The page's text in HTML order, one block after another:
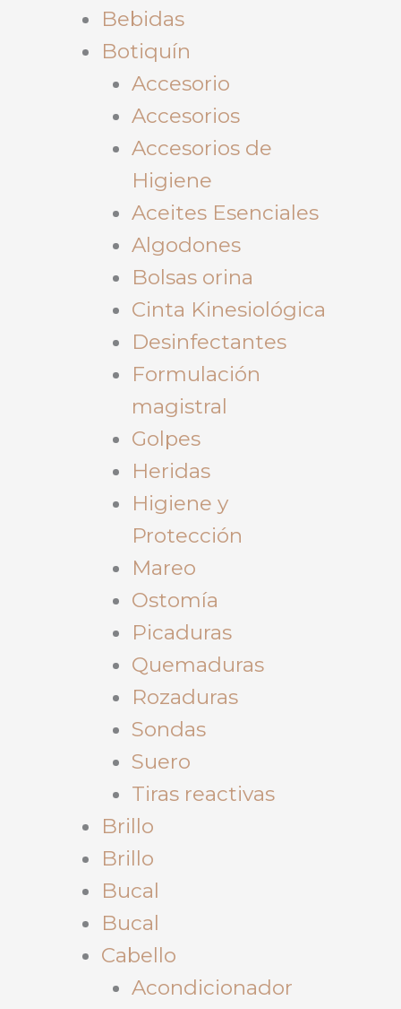
Bebidas
Botiquín
Accesorio
Accesorios
Accesorios de
Higiene
Aceites Esenciales
Algodones
Bolsas orina
Cinta Kinesiológica
Desinfectantes
Formulación
magistral
Golpes
Heridas
Higiene y
Protección
Mareo
Ostomía
Picaduras
Quemaduras
Rozaduras
Sondas
Suero
Tiras reactivas
Brillo
Brillo
Bucal
Bucal
Cabello
Acondicionador